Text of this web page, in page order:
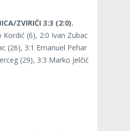
ZVIRIĆI 3:3 (2:0).
Kordić (6), 2:0 Ivan Zubac
(26), 3:1 Emanuel Pehar
(29), 3:3 Marko Jelčić